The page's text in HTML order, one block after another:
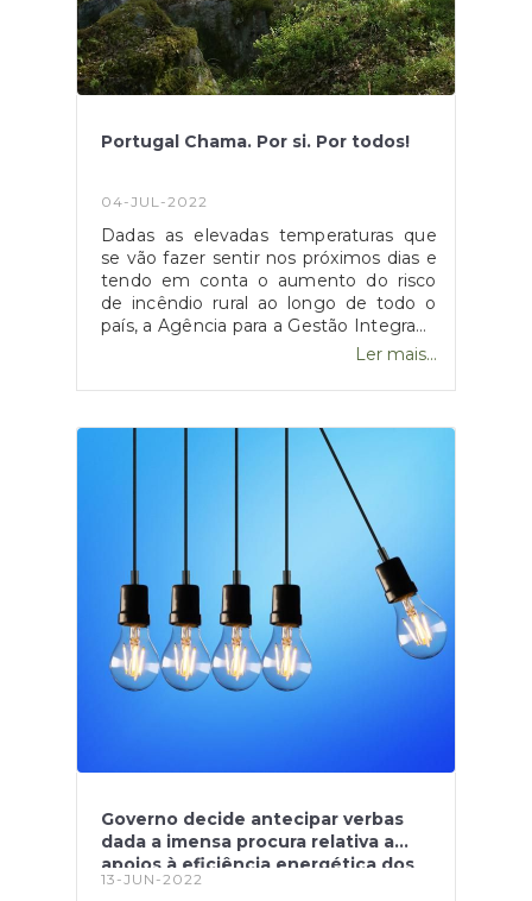
Despacho n.º 1666/2021, de 12 de
Fevereiro", disponível
em: https://dre.pt/dre/detalhe/despacho/1666-
2021-157150026
Portugal Chama. Por si. Por todos!
04-JUL-2022
Dadas as elevadas temperaturas que
se vão fazer sentir nos próximos dias e
tendo em conta o aumento do risco
de incêndio rural ao longo de todo o
país, a Agência para a Gestão Integrada
de Fogos Florestais decidiu apelar à
portugueses/as de forma a
mesmo risco. Para além da AGIF
relembrar que é obrigatório comunicar
e pedir autorização para a realização de
queimadas, a mesma enumera várias
medidas a ter em conta em caso de
proximidade de um incêndio, de forma
a combater as consequências do
mesmo. Através da página Portugal
Chama é possível consultar todas as
medidas e esclarecer também
possíveis questões acerca dos pedidos
para a realização de queimadas. Fonte:
Ler mais...
Governo decide antecipar verbas
dada a imensa procura relativa a
apoios à eficiência energética dos
edifícios
13-JUN-2022